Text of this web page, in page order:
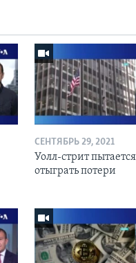
СЕНТЯБРЬ 29, 2021
Уолл-стрит пытается
отыграть потери